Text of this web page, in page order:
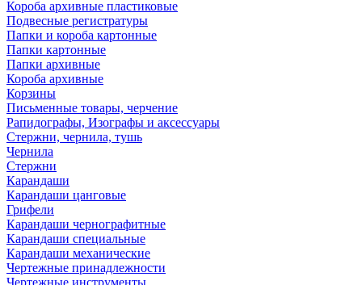
Короба архивные пластиковые
Подвесные регистратуры
Папки и короба картонные
Папки картонные
Папки архивные
Короба архивные
Корзины
Письменные товары, черчение
Рапидографы, Изографы и аксессуары
Стержни, чернила, тушь
Чернила
Стержни
Карандаши
Карандаши цанговые
Грифели
Карандаши чернографитные
Карандаши специальные
Карандаши механические
Чертежные принадлежности
Чертежные инструменты